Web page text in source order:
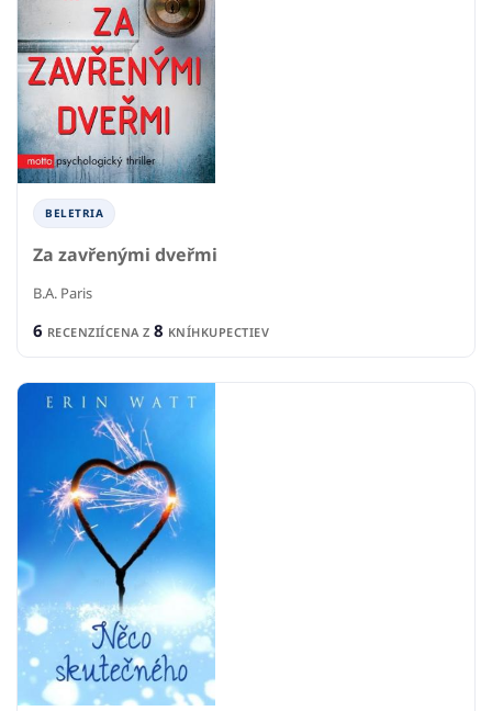
BELETRIA
Za zavřenými dveřmi
B.A. Paris
6 RECENZIÍCENA Z 8 KNÍHKUPECTIEV